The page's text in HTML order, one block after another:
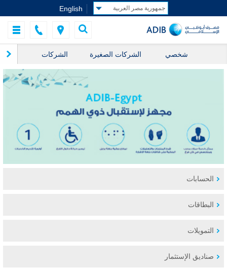
English
الشركات الشركات الصغيرة شخصي
الحسابات
البطاقات
التمويلات
صناديق الإستثمار